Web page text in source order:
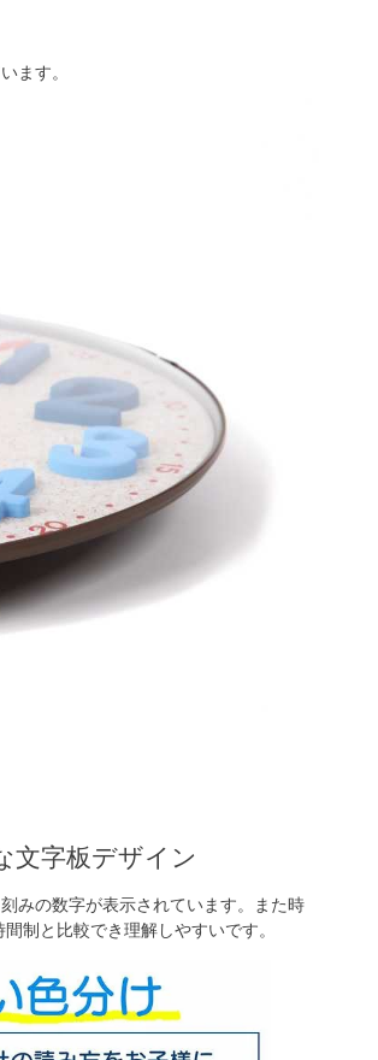
ます。
文字板デザイン
みの数字が表示されています。また時
制と比較でき理解しやすいです。